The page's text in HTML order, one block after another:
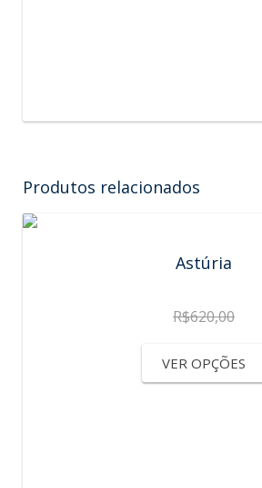
Produtos relacionados
Astúria
R$620,00
VER OPÇÕES